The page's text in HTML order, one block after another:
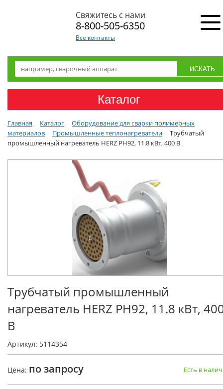
Свяжитесь с нами
8-800-505-6350
Все контакты
Каталог
Главная Каталог
Оборудование для сварки полимерных
материалов
Промышленные теплонагреватели
Трубчатый
промышленный нагреватель HERZ PH92, 11.8 кВт, 400 В
Трубчатый промышленный
нагреватель HERZ PH92, 11.8 кВт,
В
Артикул: 5114354
Цена: по запросу Есть в